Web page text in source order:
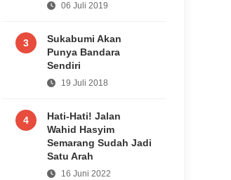
06 Juli 2019
3
Sukabumi Akan
Punya Bandara
Sendiri
19 Juli 2018
4
Hati-Hati! Jalan
Wahid Hasyim
Semarang Sudah Jadi
Satu Arah
16 Juni 2022